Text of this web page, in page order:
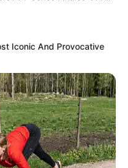
Iconic And Provocative